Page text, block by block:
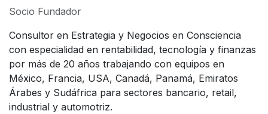
Socio Fundador
Consultor en Estrategia y Negocios en Consciencia
con especialidad en rentabilidad, tecnología y finanzas
por más de 20 años trabajando con equipos en
México, Francia, USA, Canadá, Panamá, Emiratos
Árabes y Sudáfrica para sectores bancario, retail,
industrial y automotriz.